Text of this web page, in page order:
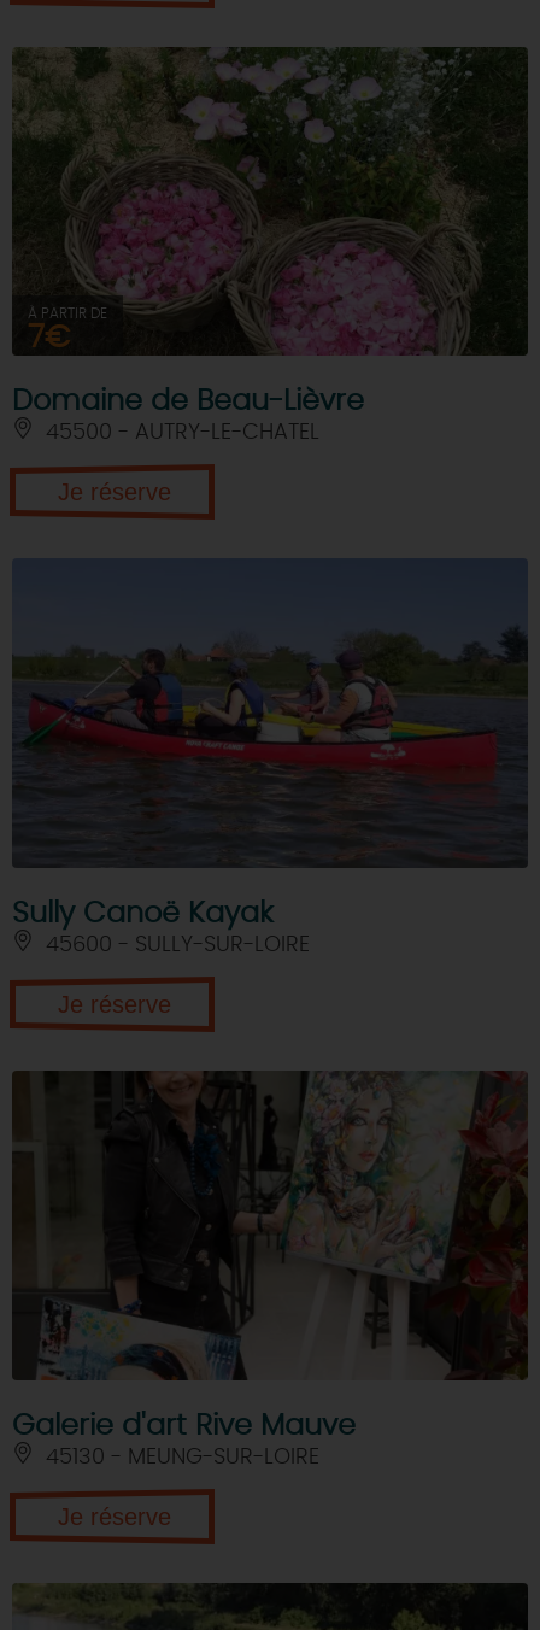
À PARTIR DE
7€
Domaine de Beau-Lièvre
45500 - AUTRY-LE-CHATEL
Je réserve
Sully Canoë Kayak
45600 - SULLY-SUR-LOIRE
Je réserve
Galerie d'art Rive Mauve
45130 - MEUNG-SUR-LOIRE
Je réserve